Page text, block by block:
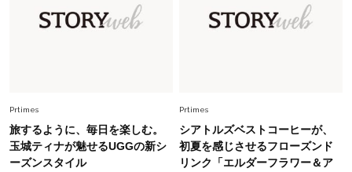
Fashion 2026.8.5
オシャレ40代の【ワンピ＆オールインワン】最
スタイリストが本気で推す！40代がほどよく華
やぐ【甘め黒アイテム】3選
Prtimes
旅するように、毎日を楽しむ。
玉城ティナが魅せるUGGの新シ
ーズンスタイル
Prtimes
シアトルズベストコーヒーが、
初夏を感じさせるフローズンド
リンク「エルダーフラワー＆ア